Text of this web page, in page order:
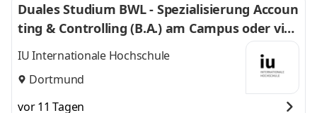
Duales Studium BWL - Spezialisierung Accoun
ting & Controlling (B.A.) am Campus oder virt
uell
IU Internationale Hochschule
Dortmund
vor 11 Tagen